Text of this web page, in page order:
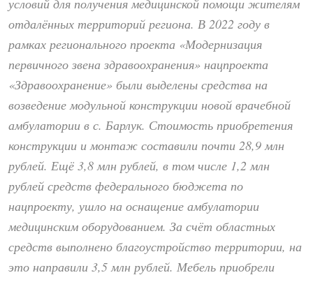
условий для получения медицинской помощи жителям
отдалённых территорий региона. В 2022 году в
рамках регионального проекта «Модернизация
первичного звена здравоохранения» нацпроекта
«Здравоохранение» были выделены средства на
возведение модульной конструкции новой врачебной
амбулатории в с. Барлук. Стоимость приобретения
конструкции и монтаж составили почти 28,9 млн
рублей. Ещё 3,8 млн рублей, в том числе 1,2 млн
рублей средств федерального бюджета по
нацпроекту, ушло на оснащение амбулатории
медицинским оборудованием. За счёт областных
средств выполнено благоустройство территории, на
это направили 3,5 млн рублей. Мебель приобрели